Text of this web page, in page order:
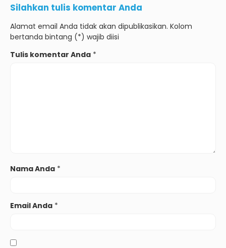
Silahkan tulis komentar Anda
Alamat email Anda tidak akan dipublikasikan. Kolom
bertanda bintang (*) wajib diisi
Tulis komentar Anda *
Nama Anda *
Email Anda *